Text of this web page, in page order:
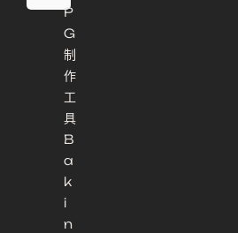
P
G
制
作
工
具
B
a
k
i
n